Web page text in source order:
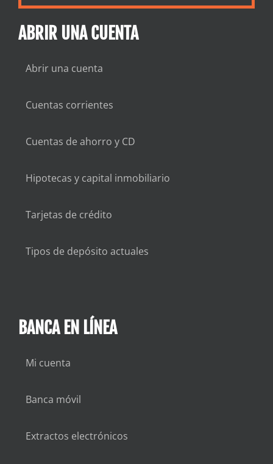
ABRIR UNA CUENTA
Abrir una cuenta
Cuentas corrientes
Cuentas de ahorro y CD
Hipotecas y capital inmobiliario
Tarjetas de crédito
Tipos de depósito actuales
BANCA EN LÍNEA
Mi cuenta
Banca móvil
Extractos electrónicos